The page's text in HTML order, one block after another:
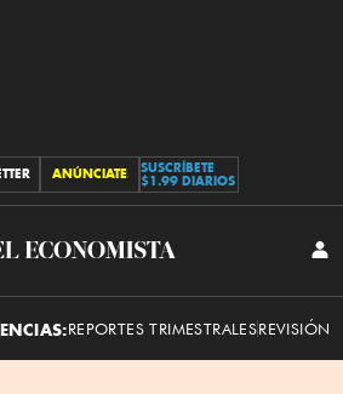
ANÚNCIATE
SUSCRÍBETE
$1.99 DIARIOS
El
REPORTES TRIMESTRALESREVISIÓN